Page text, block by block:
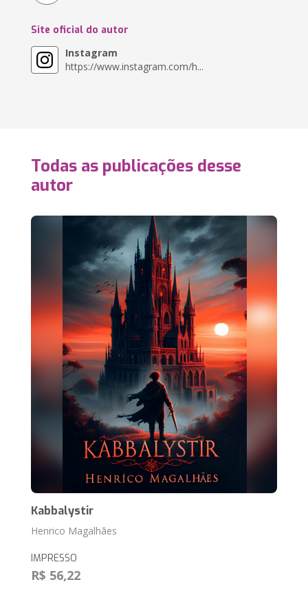
Site oficial do autor
Instagram
https://www.instagram.com/h...
Todas as publicações desse
autor
Kabbalystir
Henrico Magalhães
IMPRESSO
R$ 56,22